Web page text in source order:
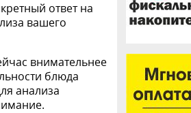
ответ на
вашего
внимательнее
блюда
анализа